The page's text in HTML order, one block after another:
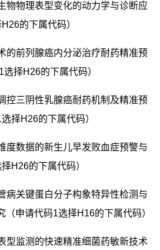
物物理表型变化的动力学与诊断应
H26的下属代码）
的前列腺癌内分泌治疗耐药精准预
1选择H26的下属代码）
控三阴性乳腺癌耐药机制及精准预
选择H26的下属代码）
度数据的新生儿早发败血症预警与
择H26的下属代码）
病关键蛋白分子构象特异性检测与
（申请代码1选择H16的下属代码）
型监测的快速精准细菌药敏新技术